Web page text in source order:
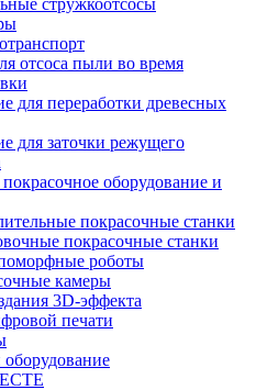
стружкоотсосы
отсоса пыли во время
для переработки древесных
для заточки режущего
оборудование и
покрасочные станки
покрасочные станки
роботы
камеры
3D-эффекта
печати